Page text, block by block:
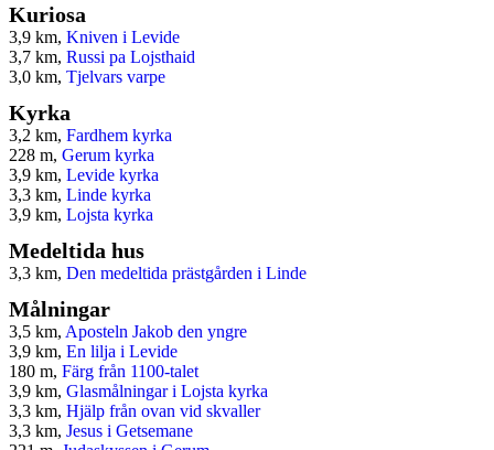
Kuriosa
3,9 km, Kniven i Levide
3,7 km, Russi pa Lojsthaid
3,0 km, Tjelvars varpe
Kyrka
3,2 km, Fardhem kyrka
228 m, Gerum kyrka
3,9 km, Levide kyrka
3,3 km, Linde kyrka
3,9 km, Lojsta kyrka
Medeltida hus
3,3 km, Den medeltida prästgården i Linde
Målningar
3,5 km, Aposteln Jakob den yngre
3,9 km, En lilja i Levide
180 m, Färg från 1100-talet
3,9 km, Glasmålningar i Lojsta kyrka
3,3 km, Hjälp från ovan vid skvaller
3,3 km, Jesus i Getsemane